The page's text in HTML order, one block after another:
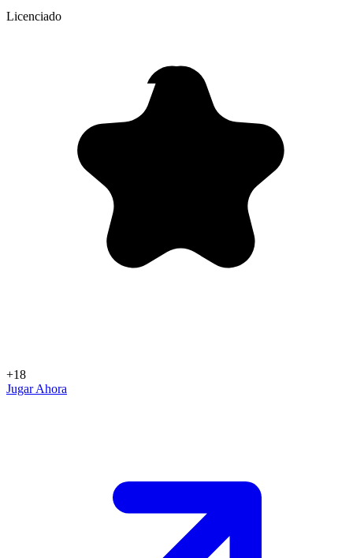
Licenciado
+18
Jugar Ahora